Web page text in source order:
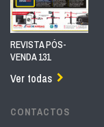
REVISTA PÓS-
VENDA 131
Ver todas
CONTACTOS